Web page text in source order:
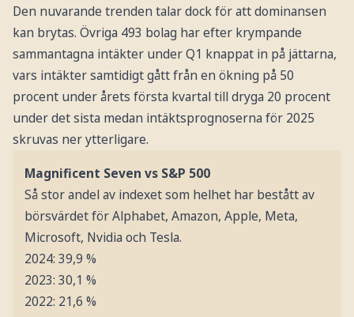
Den nuvarande trenden talar dock för att dominansen
kan brytas. Övriga 493 bolag har efter krympande
sammantagna intäkter under Q1 knappat in på jättarna,
vars intäkter samtidigt gått från en ökning på 50
procent under årets första kvartal till dryga 20 procent
under det sista medan intäktsprognoserna för 2025
skruvas ner ytterligare.
Magnificent Seven vs S&P 500
Så stor andel av indexet som helhet har bestått av
börsvärdet för Alphabet, Amazon, Apple, Meta,
Microsoft, Nvidia och Tesla.
2024: 39,9 %
2023: 30,1 %
2022: 21,6 %